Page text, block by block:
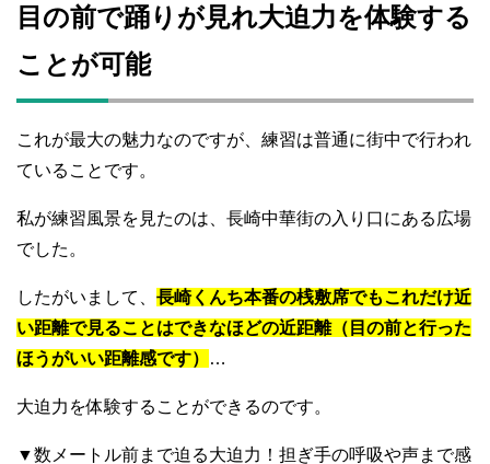
目の前で踊りが見れ大迫力を体験する
ことが可能
これが最大の魅力なのですが、練習は普通に街中で行われ
ていることです。
私が練習風景を見たのは、長崎中華街の入り口にある広場
でした。
したがいまして、 長崎くんち本番の桟敷席でもこれだけ近
い距離で見ることはできなほどの近距離（目の前と行った
ほうがいい距離感です）
…
大迫力を体験することができるのです。
▼数メートル前まで迫る大迫力！担ぎ手の呼吸や声まで感